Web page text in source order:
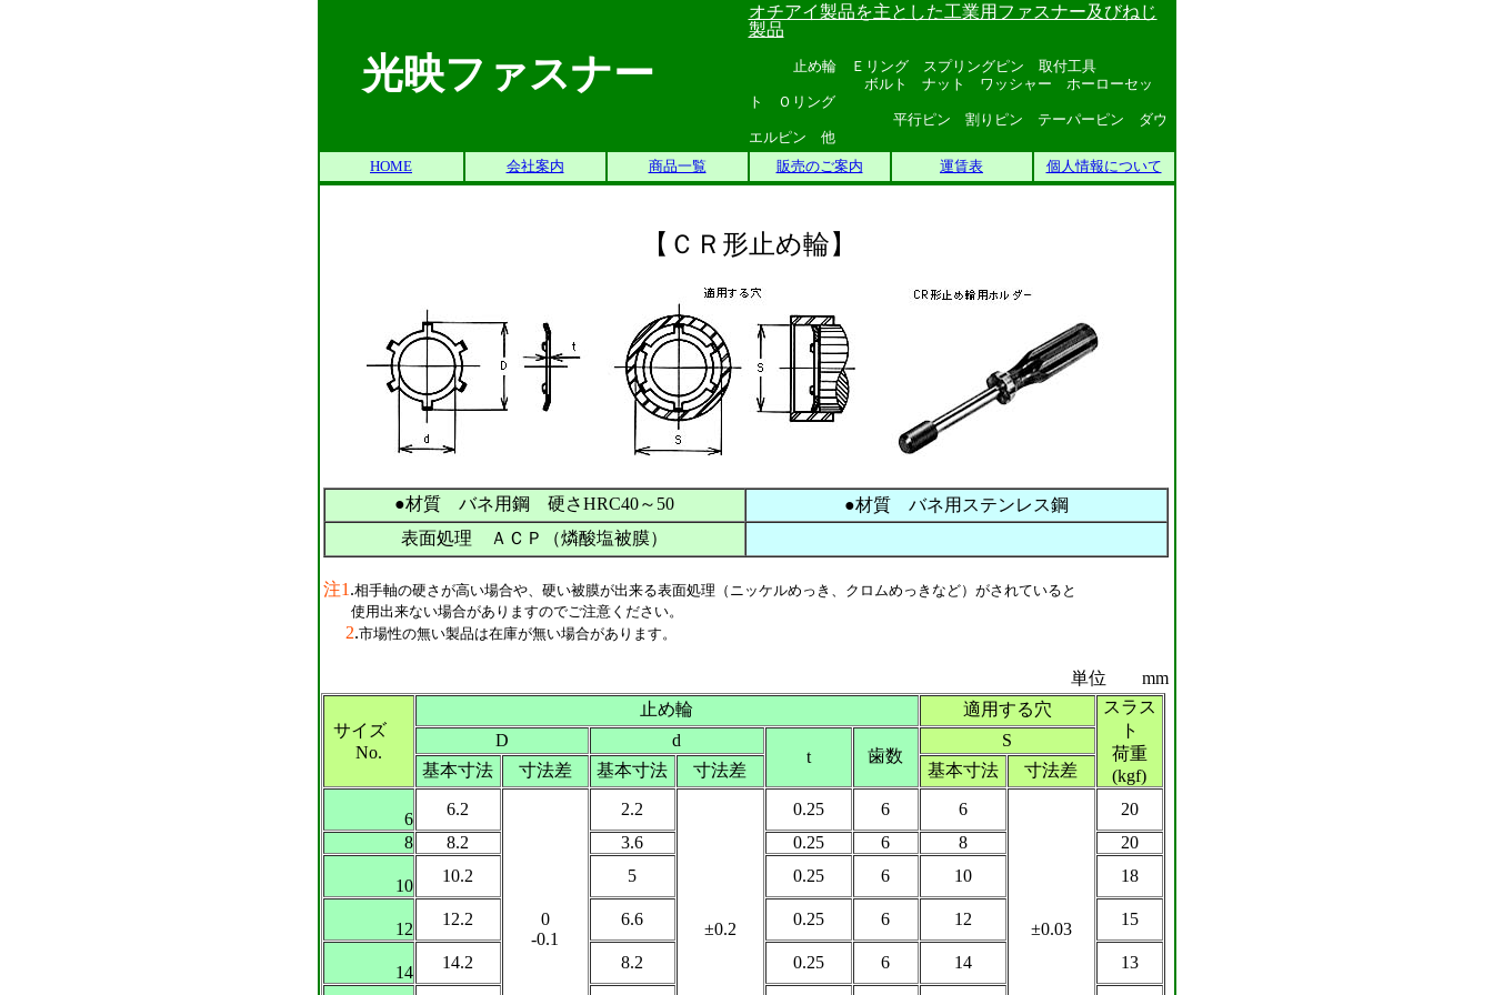
光映ファスナー
オチアイ製品を主とした工業用ファスナー及びねじ
製品
止め輪 Ｅリング スプリングピン 取付工具
ボルト ナット ワッシャー ホーローセッ
ト Ｏリング
平行ピン 割りピン テーパーピン ダウ
エルピン 他
HOME
会社案内 商品一覧 販売のご案内 運賃表 個人情報について
【ＣＲ形止め輪】
●材質 バネ用鋼 硬さHRC40～50
●材質 バネ用ステンレス鋼
表面処理 ＡＣＰ（燐酸塩被膜）
注1 .相手軸の硬さが高い場合や、硬い被膜が出来る表面処理（ニッケルめっき、クロムめっきなど）がされていると
使用出来ない場合がありますのでご注意ください。
2.市場性の無い製品は在庫が無い場合があります。
単位 mm
サイズ
No.
止め輪 適用する穴
スラス
ト
荷重
(kgf)
D
d
t
歯数
S
基本寸法
寸法差 基本寸法 寸法差 基本寸法 寸法差
6
6.2
0
-0.1
2.2
±0.2
0.25 6 6
±0.03
20
8
8.2 3.6 0.25 6 8 20
10
10.2 5 0.25 6 10 18
12
12.2 6.6 0.25 6 12 15
14
14.2 8.2 0.25 6 14 13